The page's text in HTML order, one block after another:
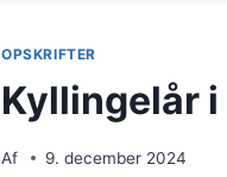
OPSKRIFTER
Kyllingelår
Af 9. december 2024